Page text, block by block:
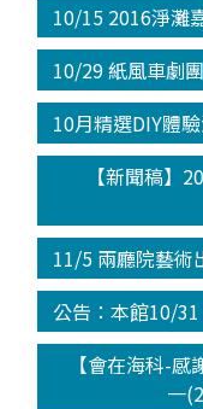
10/15 2016淨灘
10/29 紙風車劇
10月精選DIY體
【新聞稿】
11/5 兩廳院藝術
公告：本館10/
【會在海科-
一